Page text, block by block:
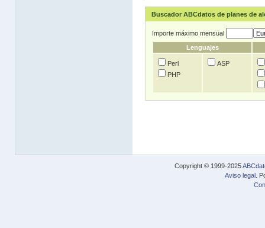
Buscador ABCdatos de planes de
Importe máximo mensual
Lenguajes
Perl
PHP
ASP
Copyright © 1999-2025
Aviso legal .